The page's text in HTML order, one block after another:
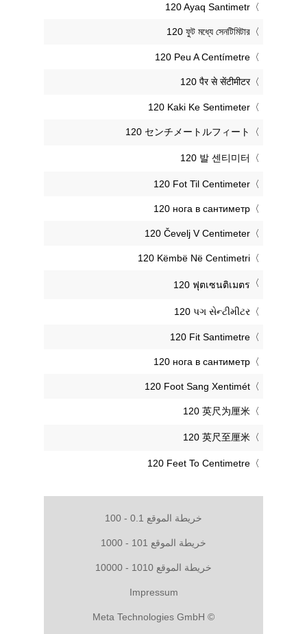
‎120 Ayaq Santimetr
‎120 ফুট মধ্যে সেনটিমিটার
‎120 Peu A Centímetre
‎120 पैर से सेंटीमीटर
‎120 Kaki Ke Sentimeter
‎120 センチメートルフィート
‎120 발 센티미터
‎120 Fot Til Centimeter
‎120 нога в сантиметр
‎120 Čevelj V Centimeter
‎120 Këmbë Në Centimetri
‎120 ฟุตเซนติเมตร
‎120 પગ સેન્ટીમીટર
‎120 Fit Santimetre
‎120 нога в сантиметр
‎120 Foot Sang Xentimét
‎120 英尺为厘米
‎120 英尺至厘米
‎120 Feet To Centimetre
خريطة الموقع 0.1 - 100
خريطة الموقع 101 - 1000
خريطة الموقع 1010 - 10000
Impressum
© Meta Technologies GmbH